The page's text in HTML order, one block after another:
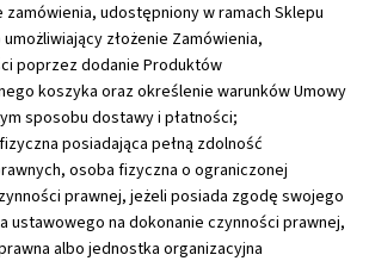
udostępniony w ramach Sklepu
złożenie Zamówienia,
poprzez dodanie Produktów
koszyka oraz określenie warunków Umowy
sposobu dostawy i płatności;
posiadająca pełną zdolność
osoba fizyczna o ograniczonej
prawnej, jeżeli posiada zgodę swojego
ustawowego na dokonanie czynności prawnej,
albo jednostka organizacyjna